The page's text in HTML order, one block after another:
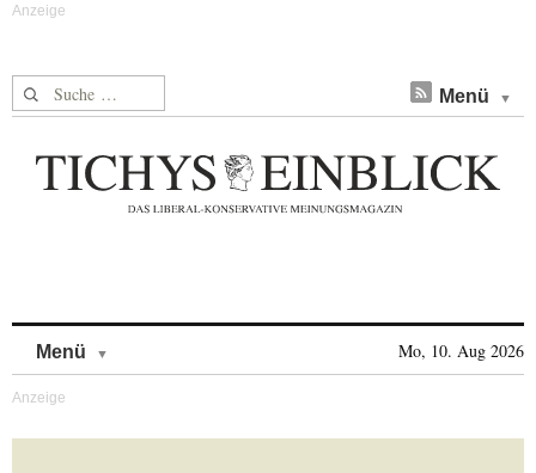
Suche nach: Menü
Menü Mo, 10. Aug 2026